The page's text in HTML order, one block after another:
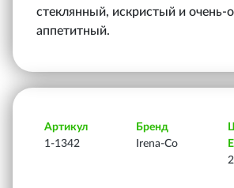
стеклянный, искристый и очень-
аппетитный.
Артикул
1-1342
Бренд
Irena-Co